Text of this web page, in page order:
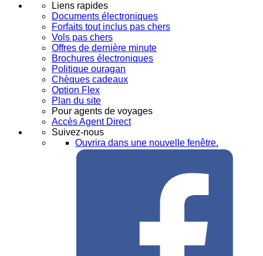
Liens rapides
Documents électroniques
Forfaits tout inclus pas chers
Vols pas chers
Offres de dernière minute
Brochures électroniques
Politique ouragan
Chèques cadeaux
Option Flex
Plan du site
Pour agents de voyages
Accès Agent Direct
Suivez-nous
Ouvrira dans une nouvelle fenêtre.